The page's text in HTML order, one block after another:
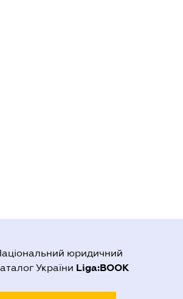
юридичний
України Liga:BOOK